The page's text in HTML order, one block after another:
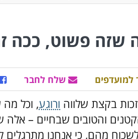
שלח לחבר למועדפים
בקצת שלווה ורוגע, וכל
והטובים שבחיים – אלה
מהם, כי אנחנו מתרגלים